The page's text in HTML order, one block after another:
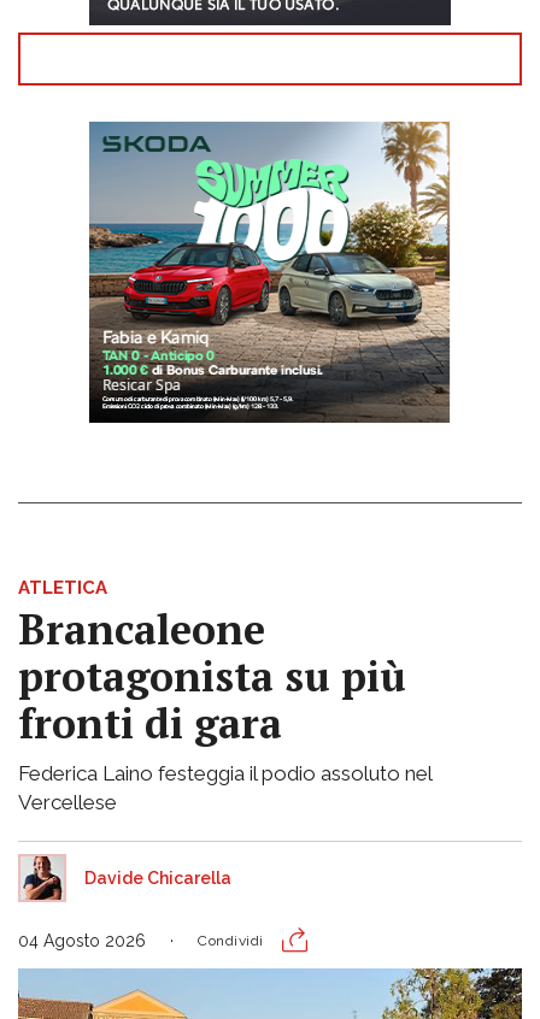
ATLETICA
Brancaleone
protagonista su più
fronti di gara
Federica Laino festeggia il podio assoluto nel
Vercellese
Davide Chicarella
04 Agosto 2026 Condividi